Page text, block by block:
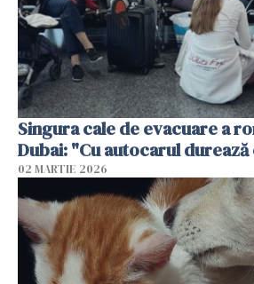
Singura cale de evacuare a
Dubai: "Cu autocarul
02 MARTIE 2026